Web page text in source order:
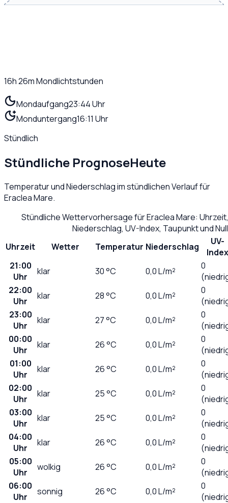
16h 26mMondlichtstunden
Mondaufgang23:44 Uhr
Monduntergang16:11 Uhr
Stündlich
Stündliche PrognoseHeute
Temperatur und Niederschlag im stündlichen Verlauf für
Eraclea Mare.
Stündliche Wettervorhersage fürEraclea Mare:
Niederschlag, UV-Index, Taupunkt und
Uhrzeit
Wetter Temperatur Niederschlag
UV-
Index
21:00
Uhr
klar 30°C 0,0L/m²
0
22:00
Uhr
klar 28°C 0,0L/m²
0
23:00
Uhr
klar 27°C 0,0L/m²
0
00:00
Uhr
klar 26°C 0,0L/m²
0
01:00
Uhr
klar 26°C 0,0L/m²
0
02:00
Uhr
klar 25°C 0,0L/m²
0
03:00
Uhr
klar 25°C 0,0L/m²
0
04:00
Uhr
klar 26°C 0,0L/m²
0
05:00
Uhr
wolkig 26°C 0,0L/m²
0
06:00
Uhr
sonnig 26°C 0,0L/m²
0